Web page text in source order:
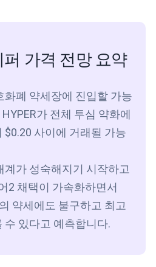
가격 전망 요약
화폐 약세장에 진입할 가능
가 전체 투심 약화에
$0.20 사이에 거래될 가능
계가 성숙해지기 시작하고
2 채택이 가속화하면서
약세에도 불구하고 최고
수 있다고 예측합니다.